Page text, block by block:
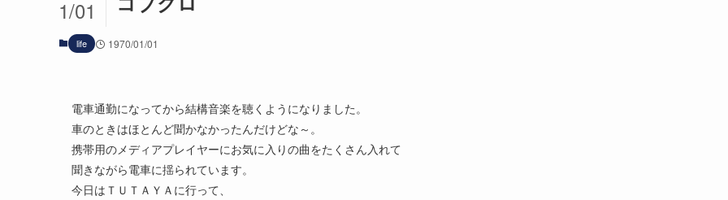
1/01
life 1970/01/01
電車通勤になってから結構音楽を聴くようになりました。
車のときはほとんど聞かなかったんだけどな～。
携帯用のメディアプレイヤーにお気に入りの曲をたくさん入れて
聞きながら電車に揺られています。
今日はＴＵＴＡＹＡに行って、